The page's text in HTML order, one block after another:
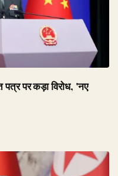
पत्र पर कड़ा विरोध, 'नए